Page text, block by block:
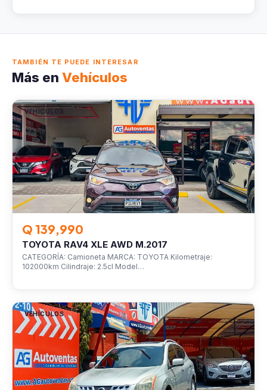
TAMBIÉN TE PUEDE INTERESAR
Más en Vehículos
VEHÍCULOS
Q 139,990
TOYOTA RAV4 XLE AWD M.2017
CATEGORÍA: Camioneta MARCA: TOYOTA Kilometraje:
102000km Cilindraje: 2.5cl Model…
VEHÍCULOS